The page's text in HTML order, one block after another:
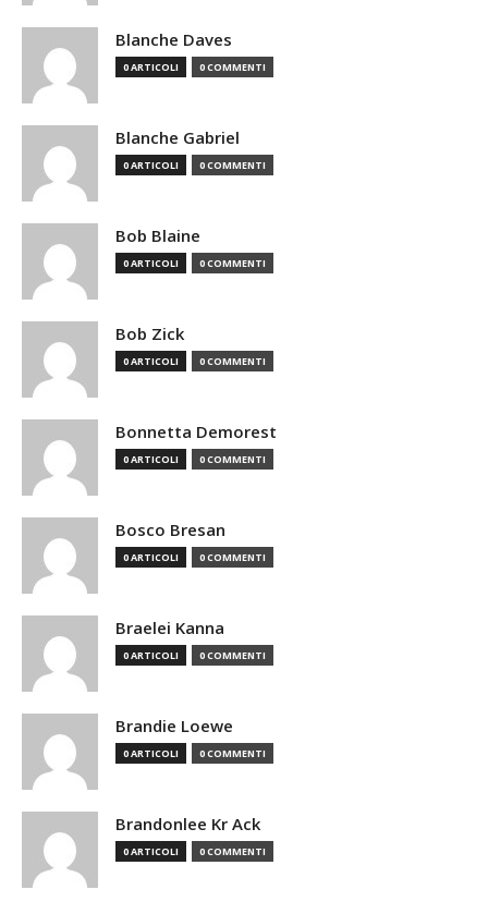
Blanche Daves
0 ARTICOLI 0 COMMENTI
Blanche Gabriel
0 ARTICOLI 0 COMMENTI
Bob Blaine
0 ARTICOLI 0 COMMENTI
Bob Zick
0 ARTICOLI 0 COMMENTI
Bonnetta Demorest
0 ARTICOLI 0 COMMENTI
Bosco Bresan
0 ARTICOLI 0 COMMENTI
Braelei Kanna
0 ARTICOLI 0 COMMENTI
Brandie Loewe
0 ARTICOLI 0 COMMENTI
Brandonlee Kr Ack
0 ARTICOLI 0 COMMENTI